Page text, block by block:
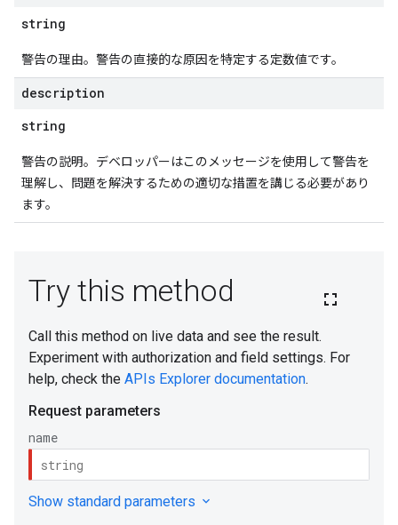
string
警告の理由。警告の直接的な原因を特定する定数値です。
description
string
警告の説明。デベロッパーはこのメッセージを使用して警告を
理解し、問題を解決するための適切な措置を講じる必要があり
ます。